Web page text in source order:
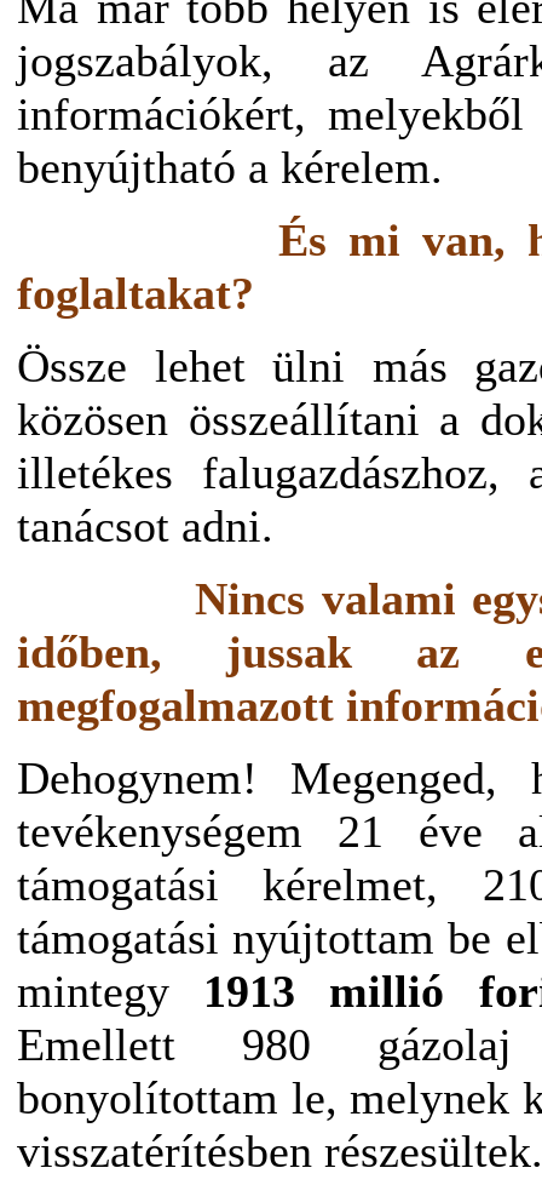
jogszabályok, az
információkért,
benyújtható a kérelem.
És mi van,
foglaltakat?
Össze lehet ülni más
közösen összeállítani a
illetékes
tanácsot adni.
Nincs valami
időben, jussak az
megfogalmazott
Dehogynem!
tevékenységem 21 éve
támogatási kérelmet,
támogatási nyújtottam be
mintegy 1913 millió
Emellett 980 gázolaj
bonyolítottam le, melynek
visszatérítésben részesültek.